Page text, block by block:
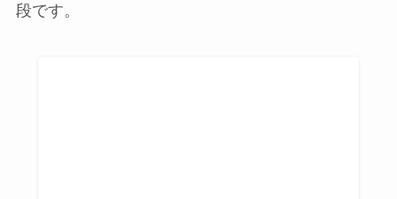
段です。